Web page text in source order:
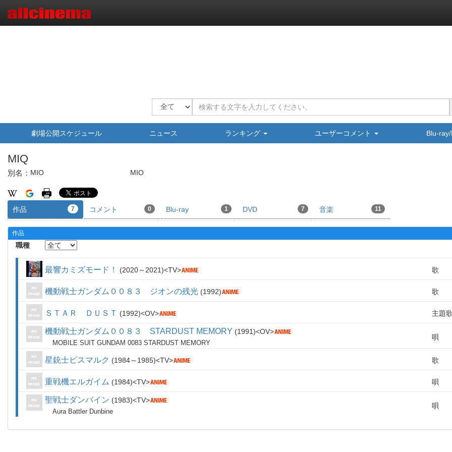
劇場公開スケジュール ニュース ランキング ユーザーコメント Blu-
MIQ
別名： MIO MIO
作品 7 コメント 0 Blu-ray 1 DVD 7 音楽 11
作品
職種
最響カミズモード！ 2020～2021 TV 歌
機動戦士ガンダム００８３ ジオンの残光 1992 歌
ＳＴＡＲ ＤＵＳＴ 1992 OV 主題
機動戦士ガンダム００８３ STARDUST MEMORY 1991 OV
MOBILE SUIT GUNDAM 0083 STARDUST MEMORY
唄
星銃士ビスマルク 1984～1985 TV 歌
重戦機エルガイム 1984 TV 唄
聖戦士ダンバイン 1983 TV
Aura Battler Dunbine
唄